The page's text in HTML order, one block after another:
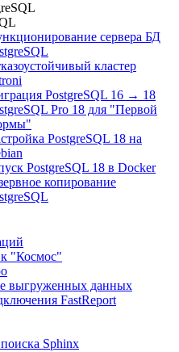
сервера БД
кластер
PostgreSQL 16 → 18
Pro 18 для "Первой
PostgreSQL 18 на
PostgreSQL 18 в Docker
копирование
"Космос"
выгруженных данных
FastReport
Sphinx